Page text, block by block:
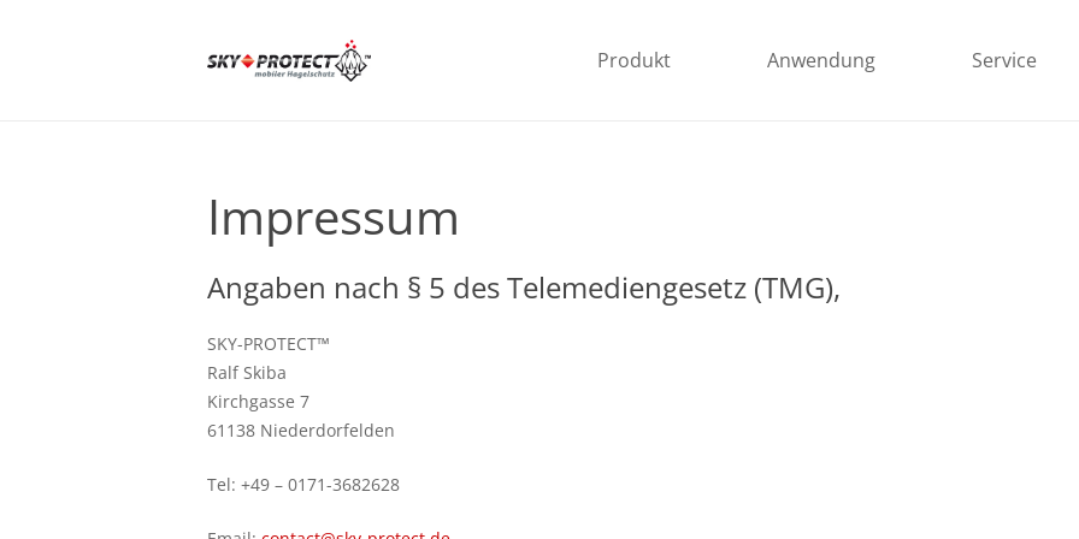
Produkt Anwendung Service
Impressum
Angaben nach § 5 des Telemediengesetz (TMG),
SKY-PROTECT™
Ralf Skiba
Kirchgasse 7
61138 Niederdorfelden
Tel: +49 – 0171-3682628